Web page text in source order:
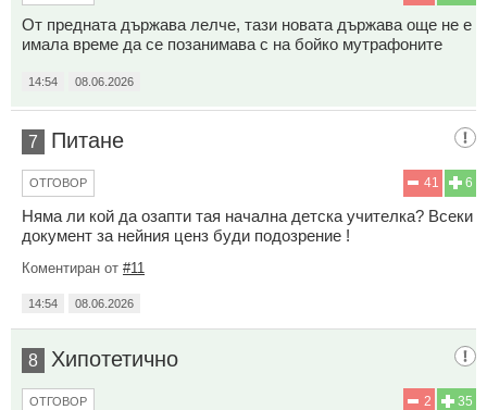
От предната държава лелче, тази новата държава още не е
имала време да се позанимава с на бойко мутрафоните
14:54 08.06.2026
7 Питане
6
41
ОТГОВОР
Няма ли кой да озапти тая начална детска учителка? Всеки
документ за нейния ценз буди подозрение !
Коментиран от #11
14:54 08.06.2026
8 Хипотетично
35
2
ОТГОВОР